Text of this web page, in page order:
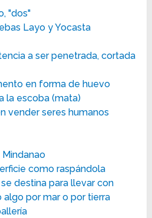
"dos"
Layo y Yocasta
a ser penetrada, cortada
en forma de huevo
la escoba (mata)
vender seres humanos
Mindanao
como raspándola
destina para llevar con
algo por mar o por tierra